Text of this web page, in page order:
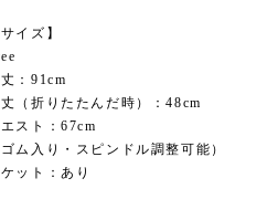
サイズ】
：91cm
（折りたたんだ時）：48cm
スト：67cm
ゴム入り・スピンドル調整可能）
ット：あり